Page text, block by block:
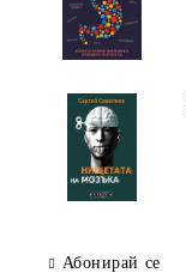
Абонирай се